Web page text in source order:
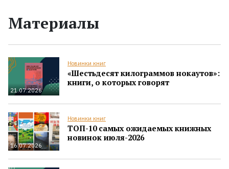
Материалы
21.07.2026
Новинки книг
«Шестьдесят килограммов нокаутов»:
книги, о которых говорят
16.07.2026
Новинки книг
ТОП-10 самых ожидаемых книжных
новинок июля-2026